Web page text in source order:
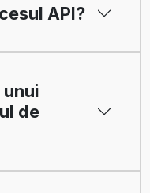
API?
de